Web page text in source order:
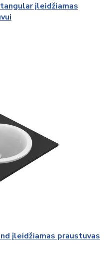
įleidžiamas
įleidžiamas praustuvas